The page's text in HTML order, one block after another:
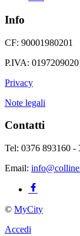
Info
CF: 90001980201
P.IVA:
Privacy
Note legali
Contatti
Tel: 0376 893160 -
Email:
© MyCity
Accedi